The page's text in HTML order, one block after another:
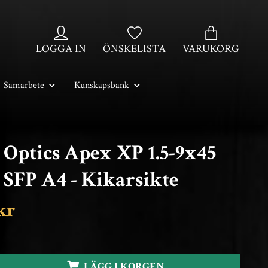
LOGGA IN ÖNSKELISTA VARUKORG
Samarbete Kunskapsbank
Apex XP 1.5-9x45
A4 - Kikarsikte